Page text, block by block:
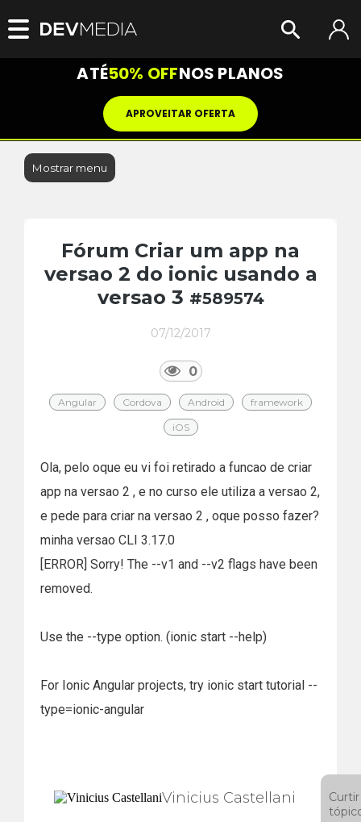
ATÉ50% OFFNOS PLANOS
APROVEITAR OFERTA
Mostrar menu
Fórum Criar um app na
versao 2 do ionic usando a
versao 3 #589574
07/12/2017
0
Angular Cordova Android framework
iOS
Ola, pelo oque eu vi foi retirado a funcao de criar
app na versao 2 , e no curso ele utiliza a versao 2,
e pede para criar na versao 2 , oque posso fazer?
minha versao CLI 3.17.0
[ERROR] Sorry! The --v1 and --v2 flags have been
removed.
Use the --type option. (ionic start --help)
For Ionic Angular projects, try ionic start tutorial --
type=ionic-angular
Vinicius Castellani
Curtir